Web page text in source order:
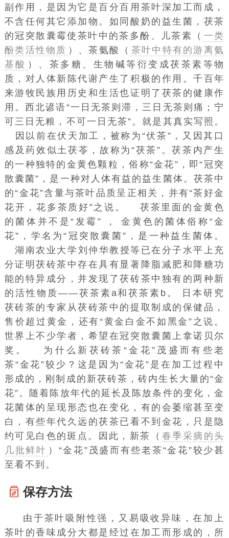
副作用，是因为它是百分百用茶叶深加工而成，
不含任何其它添加物。如同酸奶的益生菌，茯茶
的冠突散囊霉使茶叶中的茶多酚、儿茶素（ 一类
酚类活性物质 ）、茶氨酸（ 茶叶中特有的游离氨
基酸 ）、茶多糖、生物碱等衍变成茯茶素等物
质，对人体新陈代谢产生了积极的作用。千百年
来游牧民族用历史和生活也证明了茯茶的健康作
用。西北谚语“一日无茶则滞，三日无茶则痛；宁
可三日无粮，不可一日无茶”。就是其真实写照。
因以前在伏天加工，被称为“伏茶”，又因其口
感及药效似土茯苓，故称为“茯茶”。茯茶内产生
的一种独特的金黄色颗粒，俗称“金花”，即“冠突
散囊菌”，是一种对人体有益的益生菌体。茯茶中
的“金花”含量与茶叶品质呈正相关，并有“茶好金
花开，花多茶质好”之说。 茯茶里面的金黄色
的菌体并不是“发霉” ， 金黄色的菌体俗称“金
花”，学名为“冠突散囊菌”，是一种益生菌体。
湖南农业大学 刘仲华教授等已在分子水平上充
分证明茯砖茶中存在具有显著降脂减肥和降糖功
能的特异成分，并发现了茯砖茶中独有的两种新
的活性物质——茯茶素a和茯茶素b。 日本研究
茯砖茶的专家从茯砖茶中的提取制成的保健品，
售价超过黄金，还有“黄金白金不如黑金”之说。
世界上不少学者，希望在冠突散囊菌上拿诺贝尔
奖 。 为什么新茯砖茶“金花”茂盛而有些老
茶“金花”较少？这是因为“金花”是在加工过程中
形成的，刚制成的新茯砖茶，砖内生长大量的“金
花”。随着陈放年代的延长及陈放条件的变化，金
花菌体的呈现形态也在变化，有的会萎缩甚至变
白，有些年代久远的茯茶已看不到金花，只是隐
约可见白色的斑点。因此，新茶（ 春季采摘的头
几批鲜叶 ）“金花”茂盛而有些老茶“金花”较少甚
至看不到。
保存方法
由于茶叶吸附性强，又易吸收异味，在加上
茶叶的香味成分大都是经过在加工而形成的，所